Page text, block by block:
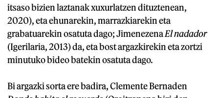
itsaso bizien laztanak xuxurlatzen dituztenean,
2020), eta ehunarekin, marrazkiarekin eta
grabatuarekin osatuta dago; JimenezenaEl nadador
(Igerilaria, 2013) da, eta bost argazkirekin eta zortzi
minutuko bideo batekin osatuta dago.
Bi argazki sorta ere badira, Clemente Bernaden